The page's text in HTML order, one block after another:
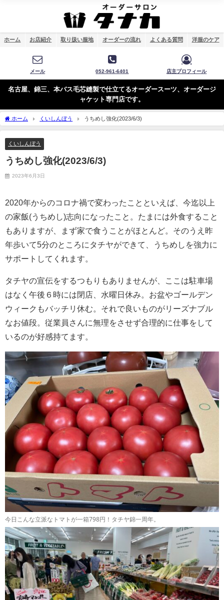
ホーム お店紹介 取り扱い服地 オーダーの流れ よくある質問 洋服のケア
メール 052-961-6401 店主プロフィール
名古屋、錦三、本バス毛芯縫製で仕立てるオーダースーツ、オーダージ
ャケット専門店です。
ホーム くいしんぼう うちめし強化(2023/6/3)
くいしんぼう
うちめし強化(2023/6/3)
2023年6月3日
2020年からのコロナ禍で変わったことといえば、今迄以上
の家飯(うちめし)志向になったこと。たまには外食すること
もありますが、まず家で食うことがほとんど。そのうえ昨
年歩いて5分のところにタチヤができて、うちめしを強力に
サポートしてくれます。
タチヤの宣伝をするつもりもありませんが、ここは駐車場
はなく午後６時には閉店、水曜日休み。お盆やゴールデン
ウィークもバッチリ休む。それで良いものがリーズナブル
なお値段。従業員さんに無理をさせず合理的に仕事をして
いるのが好感持てます。
今日こんな立派なトマトが一箱798円！タチヤ錦一周年。